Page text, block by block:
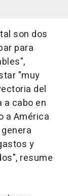
son dos
para
"muy
del
a cabo en
a América
y
resume